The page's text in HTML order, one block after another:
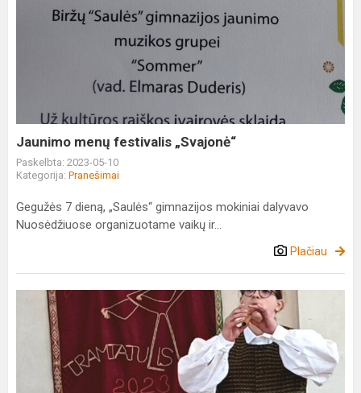
Jaunimo menų festivalis „Svajonė“
Paskelbta: 2023-05-10
Kategorija: Pranešimai
Gegužės 7 dieną, „Saulės“ gimnazijos mokiniai dalyvavo
Nuosėdžiuose organizuotame vaikų ir...
Plačiau
Gimnazijos
folkloro
ansamblio
„Saulala“
muzikantų